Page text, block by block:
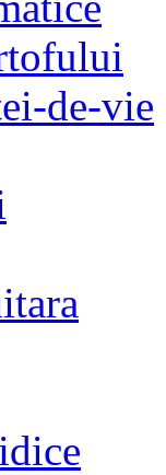
de-vie